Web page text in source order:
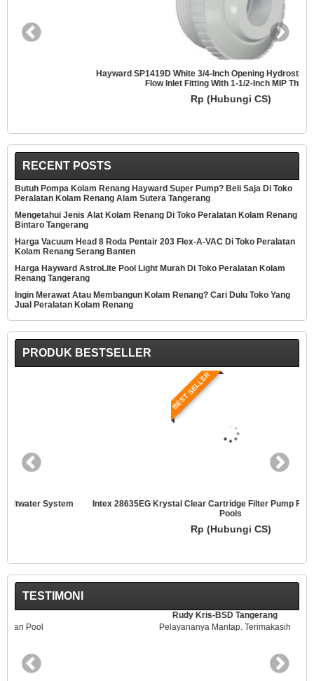
Hayward SP1419D White 3/4-Inch Opening Hydrostream Directional
Flow Inlet Fitting With 1-1/2-Inch MIP Thread
Rp (Hubungi CS)
RECENT POSTS
Butuh Pompa Kolam Renang Hayward Super Pump? Beli Saja Di Toko
Peralatan Kolam Renang Alam Sutera Tangerang
Mengetahui Jenis Alat Kolam Renang Di Toko Peralatan Kolam Renang
Bintaro Tangerang
Harga Vacuum Head 8 Roda Pentair 203 Flex-A-VAC Di Toko Peralatan
Kolam Renang Serang Banten
Harga Hayward AstroLite Pool Light Murah Di Toko Peralatan Kolam
Renang Tangerang
Ingin Merawat Atau Membangun Kolam Renang? Cari Dulu Toko Yang
Jual Peralatan Kolam Renang
PRODUK BESTSELLER
Intex 28635EG Krystal Clear Cartridge Filter Pump For Above Ground
Rp (Hubungi CS)
TESTIMONI
Rudy Kris-BSD Tangerang
Pelayananya Mantap. Terimakasih